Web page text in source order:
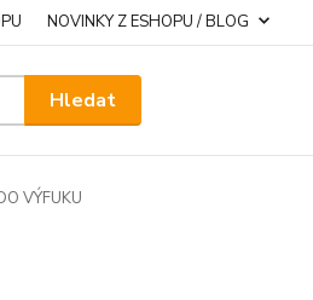
NOVINKY Z ESHOPU / BLOG
Hledat
VÝFUKU